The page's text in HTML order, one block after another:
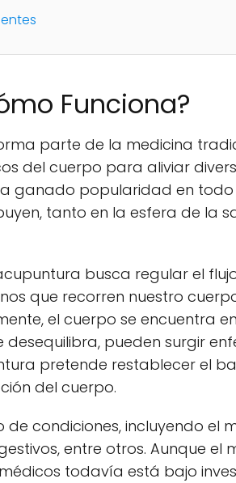
Funciona?
parte de la medicina
del cuerpo para aliviar
ganado popularidad en
tanto en la esfera de la
busca regular el
que recorren nuestro
el cuerpo se encuentra
desequilibra, pueden surgir
pretende restablecer el
del cuerpo.
condiciones, incluyendo el
entre otros. Aunque el
todavía está bajo